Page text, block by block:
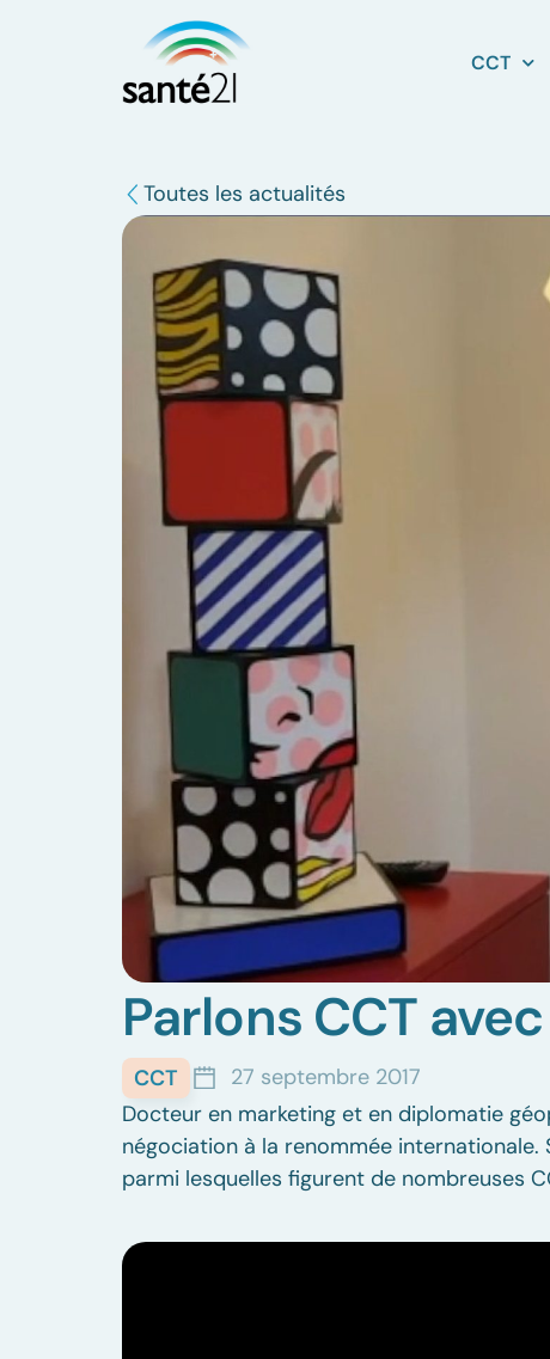
CCT
Toutes les actualités
Parlons CCT
CCT
27 septembre 2017
Docteur en marketing et en diplomatie
négociation à la renommée
parmi lesquelles figurent de nombreuses